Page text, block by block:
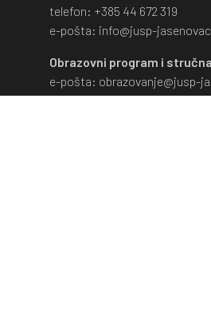
telefon: +385 44 672 319
e-pošta: info@jusp-
Obrazovni program i
e-pošta: obrazovanje@jusp-